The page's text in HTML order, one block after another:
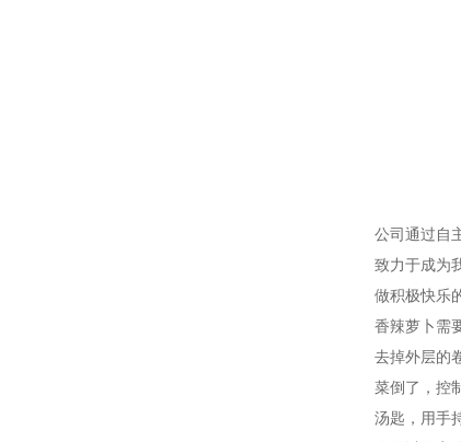
公司通过自
致力于成为
做积极快乐
香辣萝卜需
去掉外层的
菜倒了，控
汤匙，用手